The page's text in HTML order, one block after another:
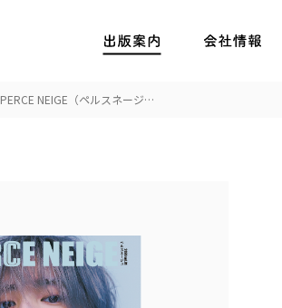
PERCE NEIGE（ペルスネージ…